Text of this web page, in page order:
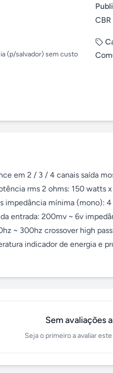
(p/salvador) sem custo
em 2 / 3 / 4 canais saída
rms 2 ohms: 150 watts
impedância mínima (mono):
entrada: 200mv ~ 6v
~ 300hz crossover high
indicador de energia e
Sem avaliações
Seja o primeiro a avaliar